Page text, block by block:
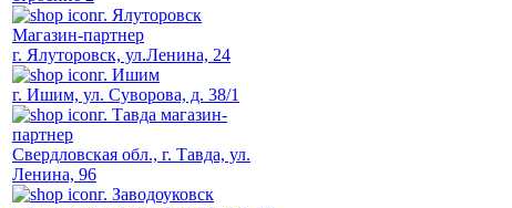
г. Ялуторовск
Магазин-партнер
г. Ялуторовск, ул.Ленина, 24
г. Ишим
г. Ишим, ул. Суворова, д. 38/1
г. Тавда магазин-
партнер
Свердловская обл., г. Тавда, ул.
Ленина, 96
г. Заводоуковск